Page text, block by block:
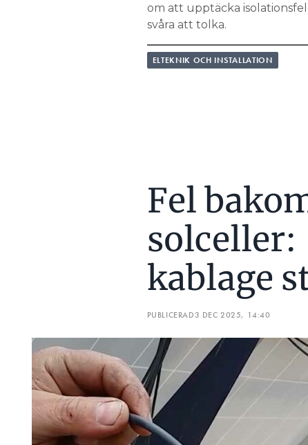
om att upptäcka
svåra att tolka.
”Kliver man upp
UPPDATERAD SOLCELLSHANDBOK:
JORDA SOLCELLERNA? ”MER
Därför bildades tidigare i år
en gång för alla – ska
representanter från
Elstandard och
solcellsinstallationer. De
av isolationsfel ska fungera
Elsäkerhetsverket.
Det som vanligtvis behöver
montagesystem,
– DET FINNSundantag, till
ELTEKNIK OCH INSTALLATION
Fel
solceller:
kablage
PUBLICERAD3 DEC 2025, 14:40